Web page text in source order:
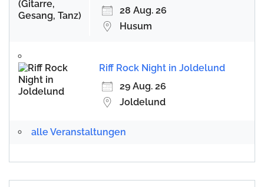
28 Aug. 26
Husum
Riff Rock Night in Joldelund
29 Aug. 26
Joldelund
alle Veranstaltungen